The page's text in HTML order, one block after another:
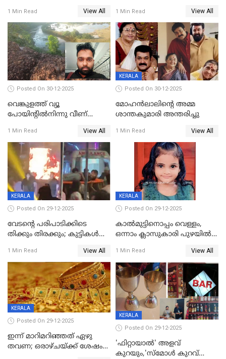
1 Min Read View All 1 Min Read View All
Posted On 30-12-2025
വെങ്കുളത്ത് വ്യൂ
പോയിന്റിൽനിന്നു വീണ്
1 Min Read View All
KERALA
Posted On 30-12-2025
മോഹന്‍ലാലിന്‍റെ അമ്മ
ശാന്തകുമാരി അന്തരിച്ചു
1 Min Read View All
KERALA
Posted On 29-12-2025
വേടന്റെ പരിപാടിക്കിടെ
തിക്കും തിരക്കും; കുട്ടികള്‍
പരിക്ക്; പാളം മറികടന്ന
യുവാവ് ട്രെയിന്‍ തട്ടി മരിച്ചു
1 Min Read View All
KERALA
Posted On 29-12-2025
കാൽമുട്ടിനൊപ്പം വെള്ളം,
ഒന്നാം ക്ലാസുകാരി പുഴയിൽ
കുട്ടികൾക്കൊപ്പം
കളിക്കുന്നതിനിടെ
1 Min Read View All
KERALA
Posted On 29-12-2025
ഇന്ന് മാറിമറിഞ്ഞത് ഏഴു
തവണ; ഒരാഴ്ചയ്ക്ക് ശേഷം
KERALA
Posted On 29-12-2025
'ഫിറ്റായാൽ' അളവ്
കുറയും,'സ്‌മോൾ കുറവ്